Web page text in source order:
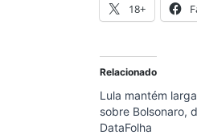
18+
Relacionado
Lula mantém
sobre Bolsonaro,
DataFolha